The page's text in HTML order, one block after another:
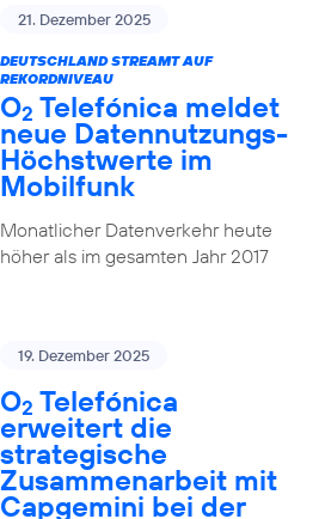
21. Dezember 2025
DEUTSCHLAND STREAMT AUF
REKORDNIVEAU
O2 Telefónica meldet
neue Datennutzungs-
Höchstwerte im
Mobilfunk
Monatlicher Datenverkehr heute
höher als im gesamten Jahr 2017
19. Dezember 2025
O2 Telefónica
erweitert die
strategische
Zusammenarbeit mit
Capgemini bei der